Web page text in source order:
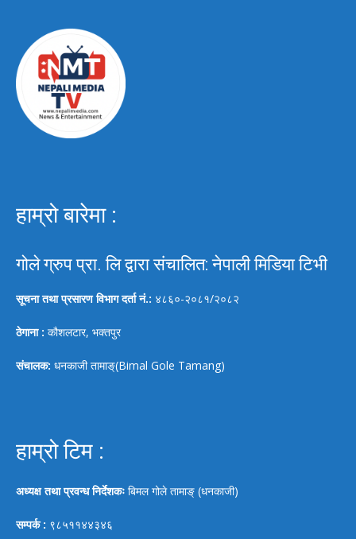
हाम्रो बारेमा :
गोले ग्रुप प्रा. लि द्वारा संचालित: नेपाली मिडिया टिभी
सूचना तथा प्रसारण विभाग दर्ता नं.: ४८६०-२०८१/२०८२
ठेगाना : कौशलटार, भक्तपुर
संचालक: धनकाजी तामाङ्(Bimal Gole Tamang)
हाम्रो टिम :
अध्यक्ष तथा प्रवन्ध निर्देशकः बिमल गोले तामाङ् (धनकाजी)
सम्पर्क : ९८५११४४३४६